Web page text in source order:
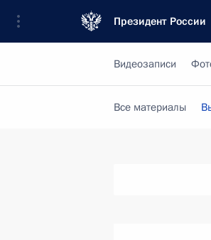
Президент России
Видеозаписи
Все материалы